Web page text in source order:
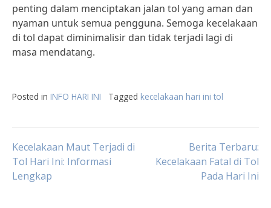
penting dalam menciptakan jalan tol yang aman dan
nyaman untuk semua pengguna. Semoga kecelakaan
di tol dapat diminimalisir dan tidak terjadi lagi di
masa mendatang.
Posted in INFO HARI INI Tagged kecelakaan hari ini tol
Post
navigation
Kecelakaan Maut Terjadi di
Tol Hari Ini: Informasi
Lengkap
Berita Terbaru:
Kecelakaan Fatal di Tol
Pada Hari Ini